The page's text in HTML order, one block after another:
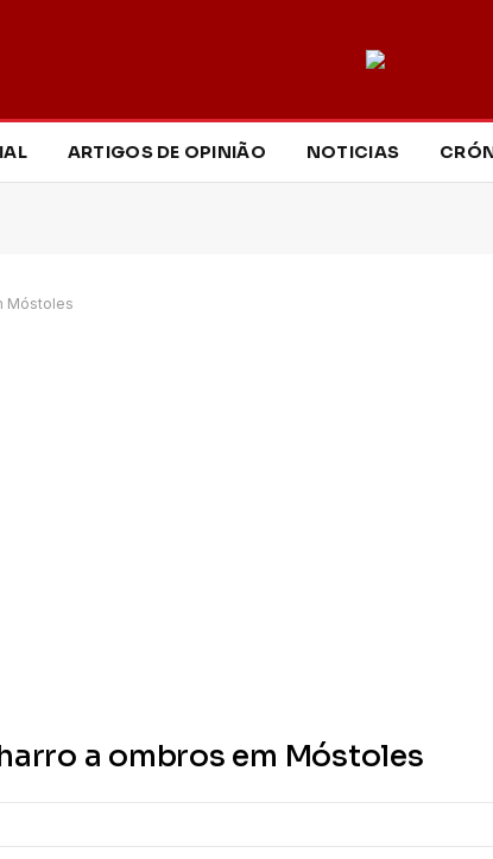
ARTIGOS DE OPINIÃO NOTICIAS
Móstoles
a ombros em Móstoles